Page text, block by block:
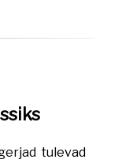
tulevad